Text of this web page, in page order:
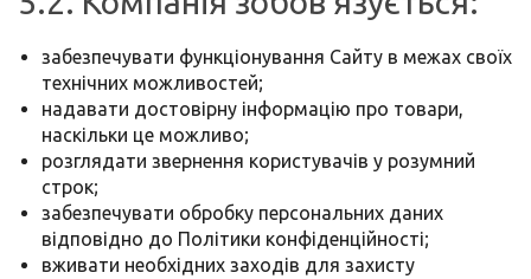
забезпечувати функціонування Сайту в межах своїх
технічних можливостей;
надавати достовірну інформацію про товари,
наскільки це можливо;
розглядати звернення користувачів у розумний
строк;
забезпечувати обробку персональних даних
відповідно до Політики конфіденційності;
вживати необхідних заходів для захисту